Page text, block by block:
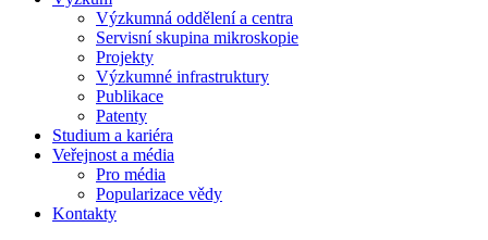
Výzkumná oddělení a centra
Servisní skupina mikroskopie
Projekty
Výzkumné infrastruktury
Publikace
Patenty
Studium a kariéra
Veřejnost a média
Pro média
Popularizace vědy
Kontakty